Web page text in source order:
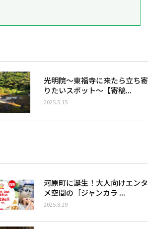
光明院～東福寺に来たら立ち寄
りたいスポット～【寄稿...
2025.5.15
河原町に誕生！大人向けエンタ
メ空間の［ジャンカラ ...
2025.8.29